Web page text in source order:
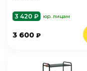
3 420 ₽ юр. лицам
3 600 ₽